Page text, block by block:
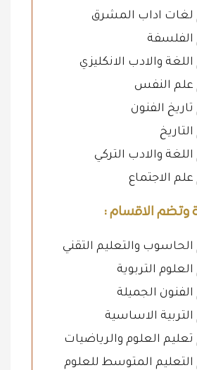
اداب المشرق
والادب الانكليزي
النفس
الفنون
والادب التركي
الاجتماع
وتضم الاقسام :
والتعليم التقني
التربوية
الجميلة
الاساسية
العلوم والرياضيات
المتوسط للعلوم